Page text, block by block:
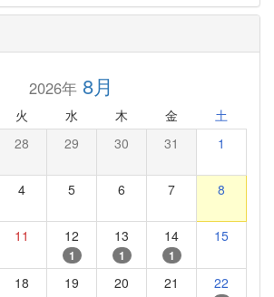
2026年8月
火 水 木 金 土
28 29 30 31 1
4 5 6 7 8
11 12
1
13
1
14
1
15
18 19 20 21 22